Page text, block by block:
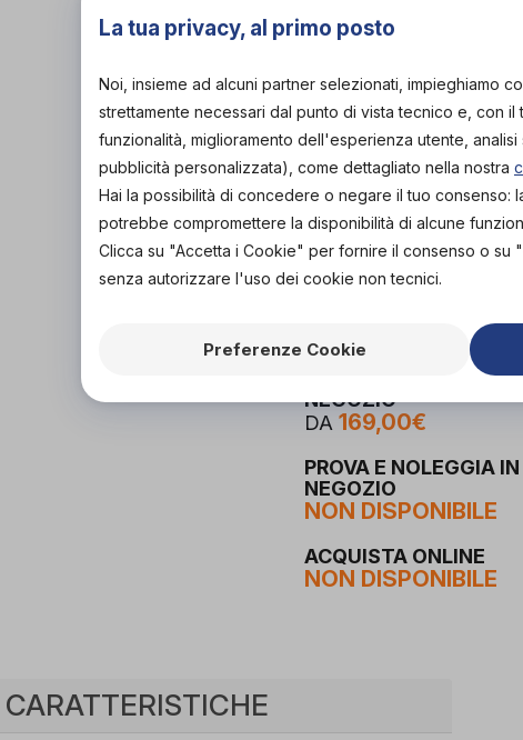
consigliato e/o prescritto
diretto contatto con la pelle,
Manutenzione e pulizia
La calzatura non va
lavatrice. Per la superficie
sapone neutro, non usare
detergenti con elevato
davanti a fonti di calore, ciò
qualunque liquido
solventi. Evitare l'utilizzo di
PROVA E ACQUISTA IN
NEGOZIO
DA169,00€
PROVA E NOLEGGIA IN
NEGOZIO
NON DISPONIBILE
ACQUISTA ONLINE
NON DISPONIBILE
CARATTERISTICHE
La tua privacy, al primo posto
Noi, insieme ad alcuni partner selezionati, impieghiamo
strettamente necessari dal punto di vista tecnico e, con
funzionalità, miglioramento dell'esperienza utente,
pubblicità personalizzata), come dettagliato nella nostra
Hai la possibilità di concedere o negare il tuo consenso:
potrebbe compromettere la disponibilità di alcune
Clicca su "Accetta i Cookie" per fornire il consenso o
senza autorizzare l'uso dei cookie non tecnici.
Preferenze Cookie